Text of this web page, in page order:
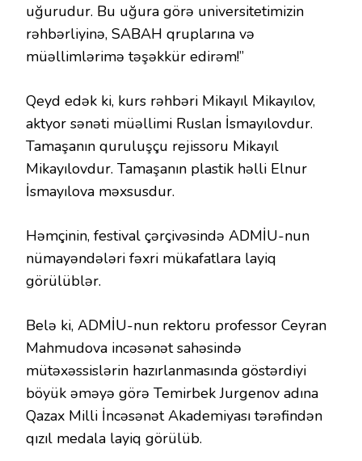
uğurudur. Bu uğura görə universitetimizin
rəhbərliyinə, SABAH qruplarına və
müəllimlərimə təşəkkür edirəm!”
Qeyd edək ki, kurs rəhbəri Mikayıl Mikayılov,
aktyor sənəti müəllimi Ruslan İsmayılovdur.
Tamaşanın quruluşçu rejissoru Mikayıl
Mikayılovdur. Tamaşanın plastik həlli Elnur
İsmayılova məxsusdur.
Həmçinin, festival çərçivəsində ADMİU-nun
nümayəndələri fəxri mükafatlara layiq
görülüblər.
Belə ki, ADMİU-nun rektoru professor Ceyran
Mahmudova incəsənət sahəsində
mütəxəssislərin hazırlanmasında göstərdiyi
böyük əməyə görə Temirbek Jurgenov adına
Qazax Milli İncəsənət Akademiyası tərəfindən
qızıl medala layiq görülüb.